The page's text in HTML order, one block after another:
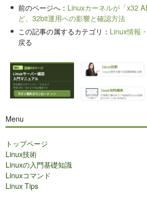
前のページへ： Linuxカーネルが「x32
ど、32bit運用への影響と確認方法
この記事の属するカテゴリ： Linux情報
戻る
Menu
トップページ
Linux技術
Linuxの入門基礎知識
Linuxコマンド
Linux Tips